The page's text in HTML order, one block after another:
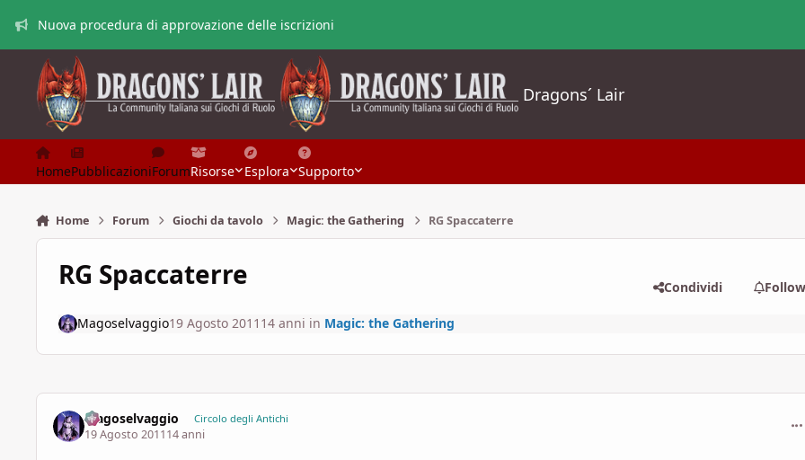
Nuova procedura di approvazione delle iscrizioni
Dragons´ Lair
HomePubblicazioniForumRisorse Esplora Supporto
Home Forum Giochi da tavolo Magic: the Gathering RG Spaccaterre
RG Spaccaterre Condividi
Magoselvaggio19 Agosto 2011 14 anni in Magic: the Gathering
Magoselvaggio Circolo degli Antichi
19 Agosto 201114 anni